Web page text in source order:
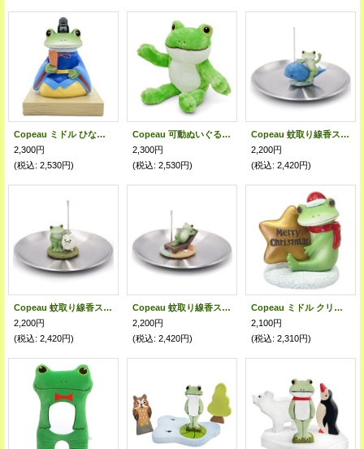
Copeau ミドル ひな祭り コポタロウ
2,300円
(税込: 2,530円)
Copeau 可動ぬいぐるみコポタロウ
2,300円
(税込: 2,530円)
Copeau 蚊取り線香スタンド 潮吹きクジラ
2,200円
(税込: 2,420円)
Copeau 蚊取り線香スタンド 蚊取りブタ
2,200円
(税込: 2,420円)
Copeau 蚊取り線香スタンド ビーチパラソル
2,200円
(税込: 2,420円)
Copeau ミドル クリスマス キラキラ星とカエル
2,100円
(税込: 2,310円)